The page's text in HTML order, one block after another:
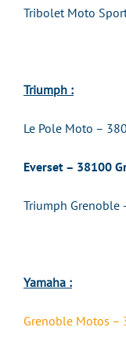
Tribolet Moto
Triumph :
Le Pole Moto –
Everset – 38100
Triumph Grenoble
Yamaha :
Grenoble Motos –